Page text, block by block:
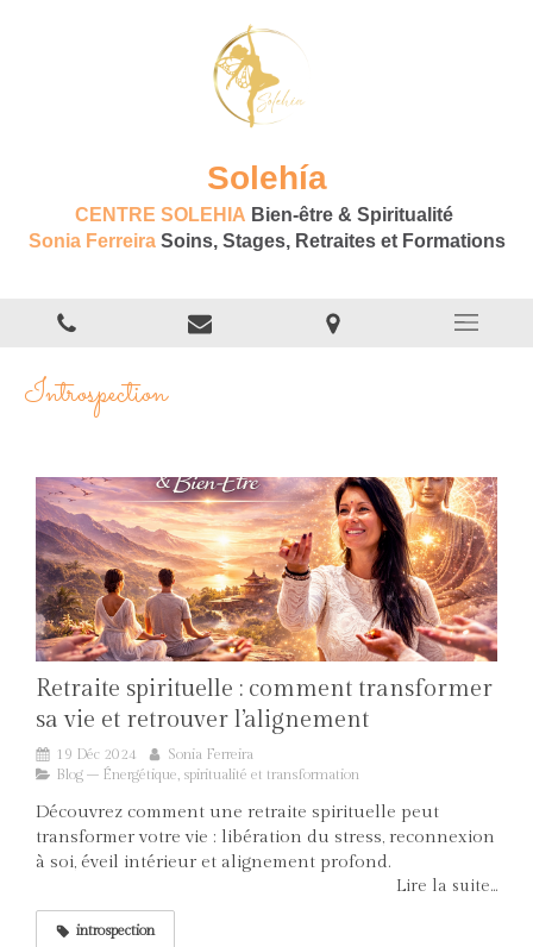
Solehía
CENTRE SOLEHIA Bien-être & Spiritualité
Sonia Ferreira Soins, Stages, Retraites et Formations
Introspection
Retraite spirituelle : comment transformer
sa vie et retrouver l’alignement
19 Déc 2024
Sonia Ferreira
Blog – Énergétique, spiritualité et transformation
Découvrez comment une retraite spirituelle peut
transformer votre vie : libération du stress, reconnexion
à soi, éveil intérieur et alignement profond.
Lire la suite...
introspection